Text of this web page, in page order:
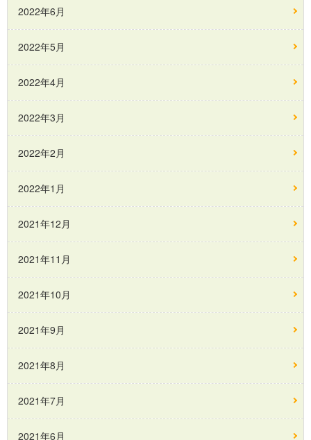
2022年6月
2022年5月
2022年4月
2022年3月
2022年2月
2022年1月
2021年12月
2021年11月
2021年10月
2021年9月
2021年8月
2021年7月
2021年6月